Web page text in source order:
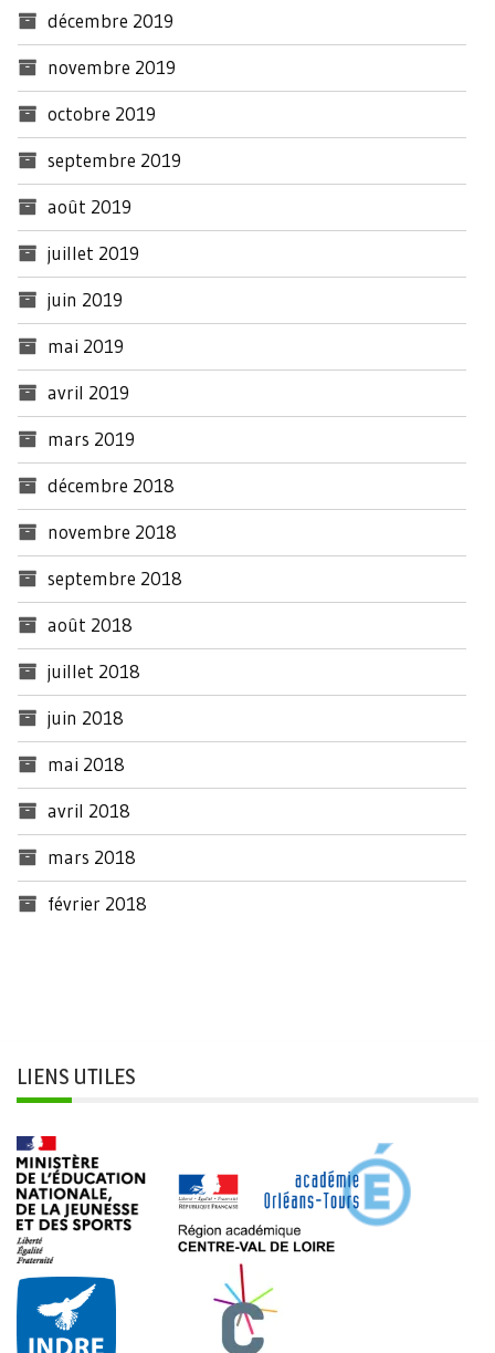
décembre 2019
novembre 2019
octobre 2019
septembre 2019
août 2019
juillet 2019
juin 2019
mai 2019
avril 2019
mars 2019
décembre 2018
novembre 2018
septembre 2018
août 2018
juillet 2018
juin 2018
mai 2018
avril 2018
mars 2018
février 2018
LIENS UTILES